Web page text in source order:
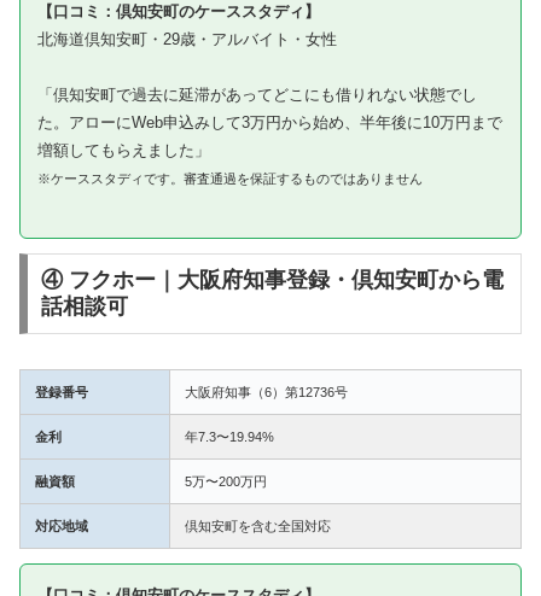
【口コミ：倶知安町のケーススタディ】
北海道倶知安町・29歳・アルバイト・女性
「倶知安町で過去に延滞があってどこにも借りれない状態でし
た。アローにWeb申込みして3万円から始め、半年後に10万円まで
増額してもらえました」
※ケーススタディです。審査通過を保証するものではありません
④ フクホー｜大阪府知事登録・倶知安町から電
話相談可
登録番号 大阪府知事（6）第12736号
金利 年7.3〜19.94%
融資額 5万〜200万円
対応地域 倶知安町を含む全国対応